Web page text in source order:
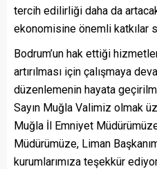
tercih edilirliği daha da
ekonomisine önemli katkılar
Bodrum’un hak ettiği
artırılması için çalışmaya
düzenlemenin hayata
Sayın Muğla Valimiz olmak
Muğla İl Emniyet
Müdürümüze, Liman
kurumlarımıza teşekkür